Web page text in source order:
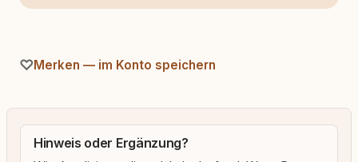
Merken — im Konto speichern
Hinweis oder Ergänzung?